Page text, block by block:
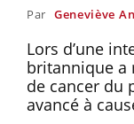
Par Geneviève
Lors d’une
britannique a
de cancer du
avancé à